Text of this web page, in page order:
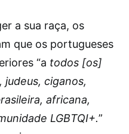
a sua raça, os
que os portugueses
“a todos [os]
ciganos,
africana,
LGBTQI+.”